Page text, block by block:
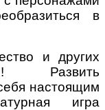
в
и других
Развить
настоящим
игра